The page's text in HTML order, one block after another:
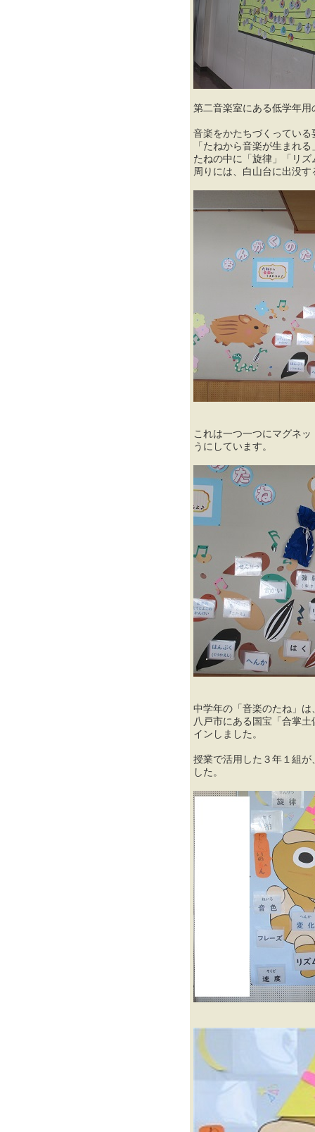
第二音楽室にある低学年用
音楽をかたちづくってい
「たねから音楽が生まれ
たねの中に「旋律」「リ
周りには、白山台に出没
これは一つ一つにマグネ
うにしています。
中学年の「音楽のたね」は
八戸市にある国宝「合掌
インしました。
授業で活用した３年１組
した。